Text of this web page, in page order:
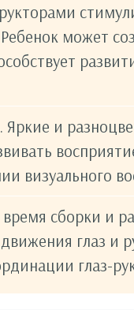
может
и
визуального
сборки и
глаз и
глаз-